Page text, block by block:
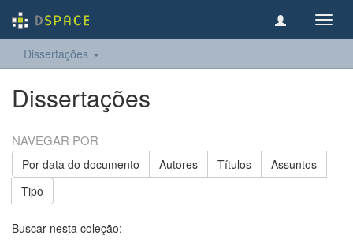
Dissertações
Dissertações
NAVEGAR POR
Por data do documento Autores Títulos
Assuntos
Tipo
Buscar nesta coleção: